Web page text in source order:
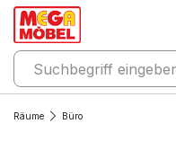
Räume Büro